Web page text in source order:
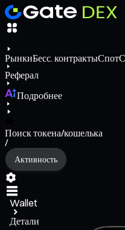
РынкиБесс. контрактыСпот
Реферал
Подробнее
Поиск токена/кошелька
/
Активность
Wallet
Детали